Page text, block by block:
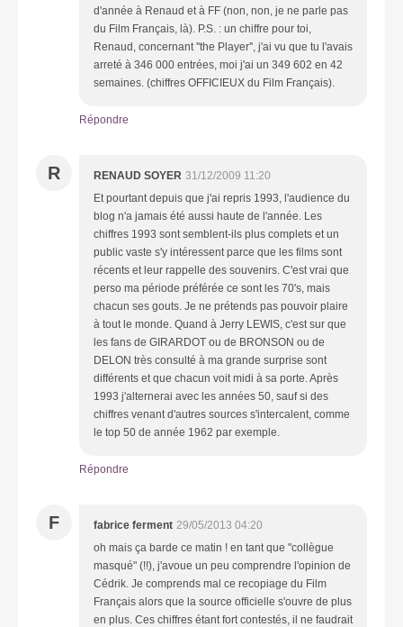
d'année à Renaud et à FF (non, non, je ne parle pas
du Film Français, là). P.S. : un chiffre pour toi,
Renaud, concernant ''the Player'', j'ai vu que tu l'avais
arreté à 346 000 entrées, moi j'ai un 349 602 en 42
semaines. (chiffres OFFICIEUX du Film Français).
Répondre
R RENAUD SOYER 31/12/2009 11:20
Et pourtant depuis que j'ai repris 1993, l'audience du
blog n'a jamais été aussi haute de l'année. Les
chiffres 1993 sont semblent-ils plus complets et un
public vaste s'y intéressent parce que les films sont
récents et leur rappelle des souvenirs. C'est vrai que
perso ma période préférée ce sont les 70's, mais
chacun ses gouts. Je ne prétends pas pouvoir plaire
à tout le monde. Quand à Jerry LEWIS, c'est sur que
les fans de GIRARDOT ou de BRONSON ou de
DELON très consulté à ma grande surprise sont
différents et que chacun voit midi à sa porte. Après
1993 j'alternerai avec les années 50, sauf si des
chiffres venant d'autres sources s'intercalent, comme
le top 50 de année 1962 par exemple.
Répondre
F fabrice ferment 29/05/2013 04:20
oh mais ça barde ce matin ! en tant que "collègue
masqué" (!!), j'avoue un peu comprendre l'opinion de
Cédrik. Je comprends mal ce recopiage du Film
Français alors que la source officielle s'ouvre de plus
en plus. Ces chiffres étant fort contestés, il ne faudrait